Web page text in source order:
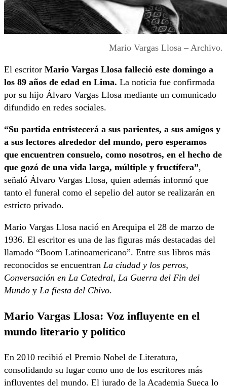
Mario Vargas Llosa – Archivo.
El escritor Mario Vargas Llosa falleció este domingo a
los 89 años de edad en Lima. La noticia fue confirmada
por su hijo Álvaro Vargas Llosa mediante un comunicado
difundido en redes sociales.
“Su partida entristecerá a sus parientes, a sus amigos y
a sus lectores alrededor del mundo, pero esperamos
que encuentren consuelo, como nosotros, en el hecho de
que gozó de una vida larga, múltiple y fructífera”,
señaló Álvaro Vargas Llosa, quien además informó que
tanto el funeral como el sepelio del autor se realizarán en
estricto privado.
Mario Vargas Llosa nació en Arequipa el 28 de marzo de
1936. El escritor es una de las figuras más destacadas del
llamado “Boom Latinoamericano”. Entre sus libros más
reconocidos se encuentran La ciudad y los perros,
Conversación en La Catedral, La Guerra del Fin del
Mundo y La fiesta del Chivo.
Mario Vargas Llosa: Voz influyente en el
mundo literario y político
En 2010 recibió el Premio Nobel de Literatura,
consolidando su lugar como uno de los escritores más
influyentes del mundo. El jurado de la Academia Sueca lo